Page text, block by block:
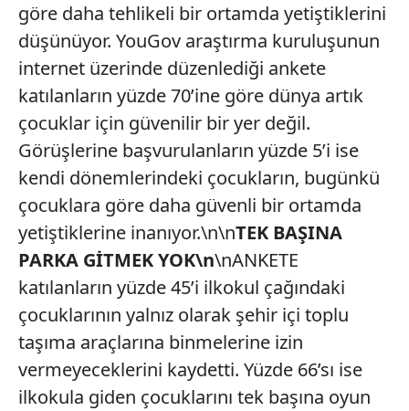
göre daha tehlikeli bir ortamda yetiştiklerini
düşünüyor. YouGov araştırma kuruluşunun
internet üzerinde düzenlediği ankete
katılanların yüzde 70’ine göre dünya artık
çocuklar için güvenilir bir yer değil.
Görüşlerine başvurulanların yüzde 5’i ise
kendi dönemlerindeki çocukların, bugünkü
çocuklara göre daha güvenli bir ortamda
yetiştiklerine inanıyor.\n\nTEK BAŞINA
PARKA GİTMEK YOK\n\nANKETE
katılanların yüzde 45’i ilkokul çağındaki
çocuklarının yalnız olarak şehir içi toplu
taşıma araçlarına binmelerine izin
vermeyeceklerini kaydetti. Yüzde 66’sı ise
ilkokula giden çocuklarını tek başına oyun